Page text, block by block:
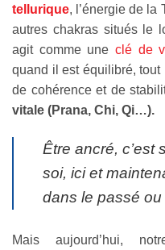
tellurique, l’énergie de la
autres chakras situés le
agit comme une clé de
quand il est équilibré, tout
de cohérence et de
vitale (Prana, Chi, Qi…).
Être ancré, c’est
soi, ici et
dans le passé ou
Mais aujourd’hui,